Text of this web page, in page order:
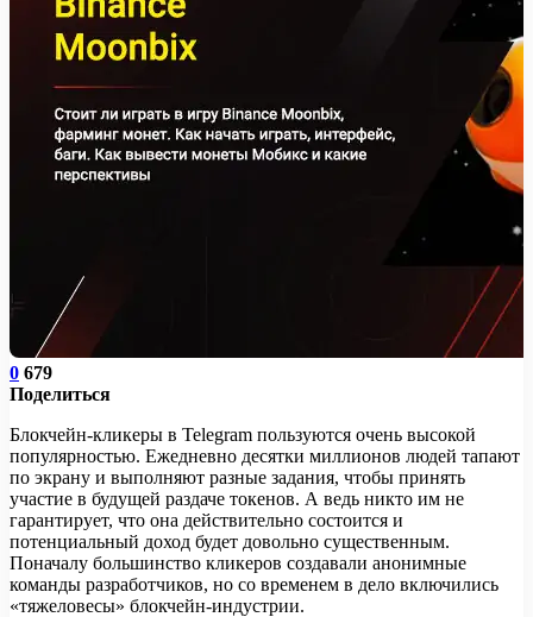
0 679
Поделиться
Блокчейн-кликеры в Telegram пользуются очень высокой
популярностью. Ежедневно десятки миллионов людей тапают
по экрану и выполняют разные задания, чтобы принять
участие в будущей раздаче токенов. А ведь никто им не
гарантирует, что она действительно состоится и
потенциальный доход будет довольно существенным.
Поначалу большинство кликеров создавали анонимные
команды разработчиков, но со временем в дело включились
«тяжеловесы» блокчейн-индустрии.